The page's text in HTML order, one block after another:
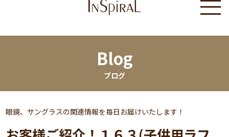
Blog
ブログ
眼鏡、サングラスの関連情報を毎日お届けいたします！